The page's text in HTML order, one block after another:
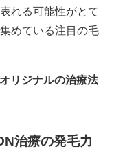
れる可能性がとて
めている注目の毛
リジナルの治療法
治療の発毛力